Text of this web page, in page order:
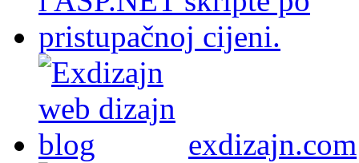
exdizajn.com